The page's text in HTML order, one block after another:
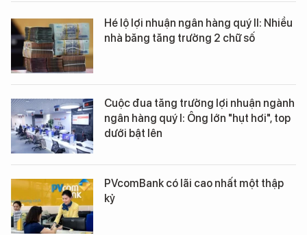
Hé lộ lợi nhuận ngân hàng quý II: Nhiều
nhà băng tăng trưởng 2 chữ số
Cuộc đua tăng trưởng lợi nhuận ngành
ngân hàng quý I: Ông lớn "hụt hơi", top
dưới bật lên
PVcomBank có lãi cao nhất một thập
kỷ